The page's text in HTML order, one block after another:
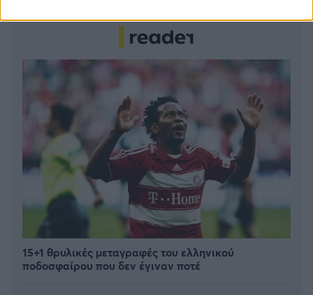
15+1 θρυλικές μεταγραφές του ελληνικού
ποδοσφαίρου που δεν έγιναν ποτέ